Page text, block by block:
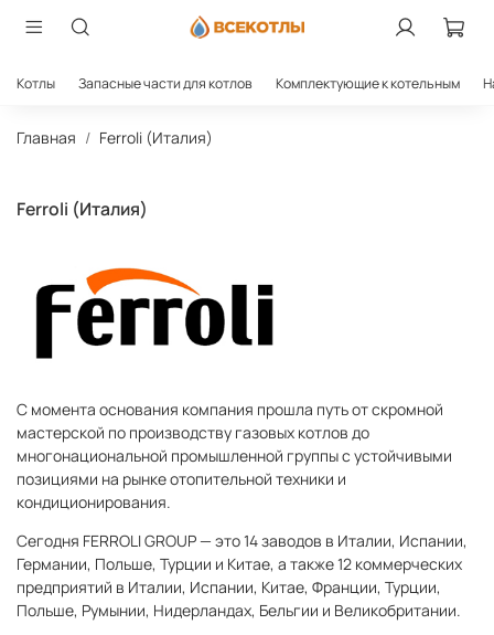
Котлы Запасные части для котлов Комплектующие к котельным
Главная Ferroli (Италия)
Ferroli (Италия)
С момента основания компания прошла путь от скромной
мастерской по производству газовых котлов до
многонациональной промышленной группы с устойчивыми
позициями на рынке отопительной техники и
кондиционирования.
Сегодня FERROLI GROUP — это 14 заводов в Италии, Испании,
Германии, Польше, Турции и Китае, а также 12 коммерческих
предприятий в Италии, Испании, Китае, Франции, Турции,
Польше, Румынии, Нидерландах, Бельгии и Великобритании.